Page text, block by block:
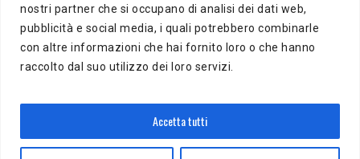
nostri partner che si occupano di analisi dei dati web,
pubblicità e social media, i quali potrebbero combinarle
con altre informazioni che hai fornito loro o che hanno
raccolto dal suo utilizzo dei loro servizi.
Accetta tutti
16/10/2012